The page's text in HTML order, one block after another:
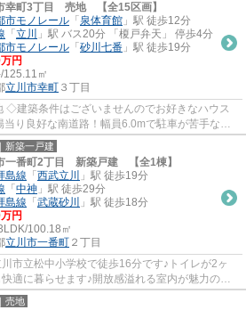
幸町3丁目 売地 【全15区画】
市モノレール 「 泉体育館 」駅 徒歩12分
「 立川
」駅 バス20分 「榎戸弁天」 停歩4分
市モノレール 「 砂川七番 」駅 徒歩19分
円
125.11㎡
立川市幸町 ３丁目
建築条件はございませんのでお好きなハウス
り良好な南道路！幅員6.0mで駐車が苦手な方
イレックス」まで徒歩...
新築一戸建
一番町2丁目 新築戸建 【全1棟】
島線 「 西武立川
」駅 徒歩19分
「 中神 」駅 徒歩29分
島線 「 武蔵砂川
」駅 徒歩18分
円
100.18㎡
立川市一番町 ２丁目
市立松中小学校で徒歩16分です♪トイレが2ヶ
適に暮らせます♪開放感溢れる室内が魅力の、
♪立川市の不動産情報...
売地